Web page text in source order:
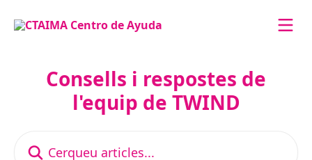
Consells i respostes de
l'equip de TWIND